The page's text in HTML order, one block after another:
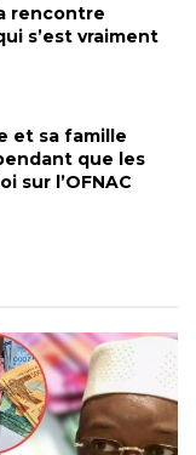
rencontre
s’est vraiment
et sa famille
que les
sur l’OFNAC